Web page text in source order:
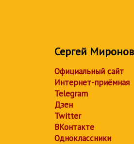
Сергей Миронов
Официальный сайт
Интернет-приёмная
Telegram
Дзен
Twitter
ВКонтакте
Одноклассники